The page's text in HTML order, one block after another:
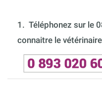
1. Téléphonez sur le
connaitre le